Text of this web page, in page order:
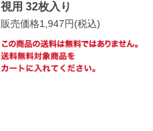
視用 32枚入り
販売価格1,947円(税込)